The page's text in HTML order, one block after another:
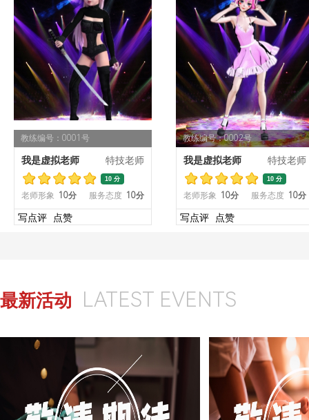
教练编号：0001号
我是虚拟老师 特技老师
10 分
老师形象 10分 服务态度 10分
写点评 点赞
教练编号：0002号
我是虚拟老师 特技老师
10 分
老师形象 10分 服务态度 10分
写点评 点赞
最新活动 LATEST EVENTS